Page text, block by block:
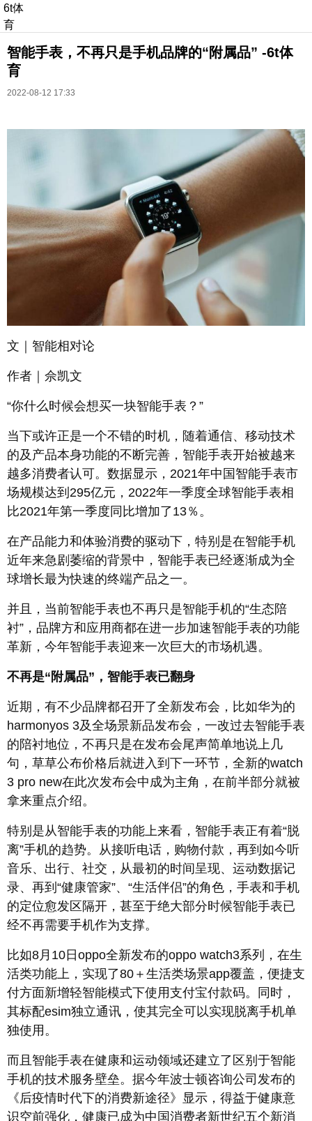
6t体
育
智能手表，不再只是手机品牌的“附属品” -6t体
育
2022-08-12 17:33
文｜智能相对论
作者｜佘凯文
“你什么时候会想买一块智能手表？”
当下或许正是一个不错的时机，随着通信、移动技术
的及产品本身功能的不断完善，智能手表开始被越来
越多消费者认可。数据显示，2021年中国智能手表市
场规模达到295亿元，2022年一季度全球智能手表相
比2021年第一季度同比增加了13％。
在产品能力和体验消费的驱动下，特别是在智能手机
近年来急剧萎缩的背景中，智能手表已经逐渐成为全
球增长最为快速的终端产品之一。
并且，当前智能手表也不再只是智能手机的“生态陪
衬”，品牌方和应用商都在进一步加速智能手表的功能
革新，今年智能手表迎来一次巨大的市场机遇。
不再是“附属品”，智能手表已翻身
近期，有不少品牌都召开了全新发布会，比如华为的
harmonyos 3及全场景新品发布会，一改过去智能手表
的陪衬地位，不再只是在发布会尾声简单地说上几
句，草草公布价格后就进入到下一环节，全新的watch
3 pro new在此次发布会中成为主角，在前半部分就被
拿来重点介绍。
特别是从智能手表的功能上来看，智能手表正有着“脱
离”手机的趋势。从接听电话，购物付款，再到如今听
音乐、出行、社交，从最初的时间呈现、运动数据记
录、再到“健康管家”、“生活伴侣”的角色，手表和手机
的定位愈发区隔开，甚至于绝大部分时候智能手表已
经不再需要手机作为支撑。
比如8月10日oppo全新发布的oppo watch3系列，在生
活类功能上，实现了80＋生活类场景app覆盖，便捷支
付方面新增轻智能模式下使用支付宝付款码。同时，
其标配esim独立通讯，使其完全可以实现脱离手机单
独使用。
而且智能手表在健康和运动领域还建立了区别于智能
手机的技术服务壁垒。据今年波士顿咨询公司发布的
《后疫情时代下的消费新途径》显示，得益于健康意
识空前强化，健康已成为中国消费者新世纪五个新消
进入ofweek阅读全文